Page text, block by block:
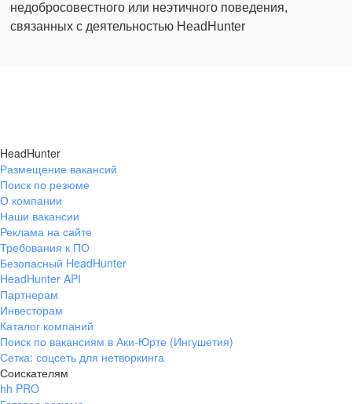
недобросовестного или неэтичного поведения,
связанных с деятельностью HeadHunter
HeadHunter
Размещение вакансий
Поиск по резюме
О компании
Наши вакансии
Реклама на сайте
Требования к ПО
Безопасный HeadHunter
HeadHunter API
Партнерам
Инвесторам
Каталог компаний
Поиск по вакансиям в Аки-Юрте (Ингушетия)
Сетка: соцсеть для нетворкинга
Соискателям
hh PRO